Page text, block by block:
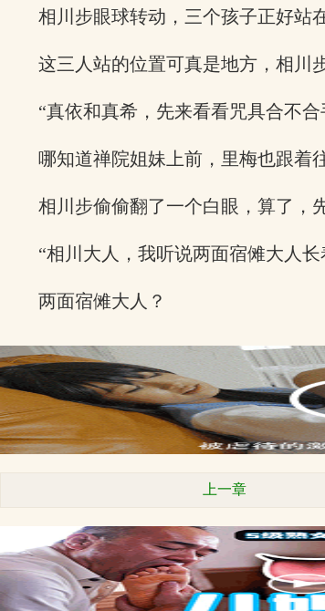
相川步眼球转动，三个孩子正好站
这三人站的位置可真是地方，相川
“真依和真希，先来看看咒具合不
哪知道禅院姐妹上前，里梅也跟着
相川步偷偷翻了一个白眼，算了，
“相川大人，我听说两面宿傩大人
两面宿傩大人？
上一章